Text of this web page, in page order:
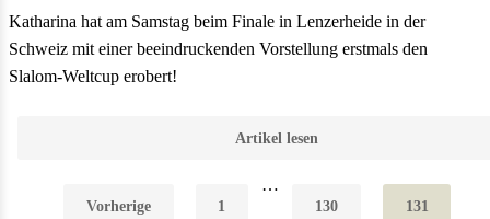
Katharina hat am Samstag beim Finale in Lenzerheide in der
Schweiz mit einer beeindruckenden Vorstellung erstmals den
Slalom-Weltcup erobert!
Artikel lesen
Vorherige 1
…
130 131